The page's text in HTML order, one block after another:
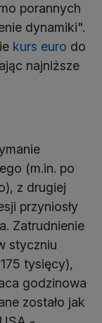
porannych
dynamiki".
kurs euro do
najniższe
(m.in. po
z drugiej
przyniosły
Zatrudnienie
styczniu
tysięcy),
godzinowa
zostało jak